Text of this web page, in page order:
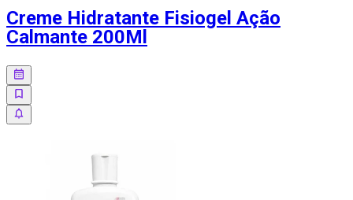
Creme Hidratante Fisiogel Ação
Calmante 200Ml